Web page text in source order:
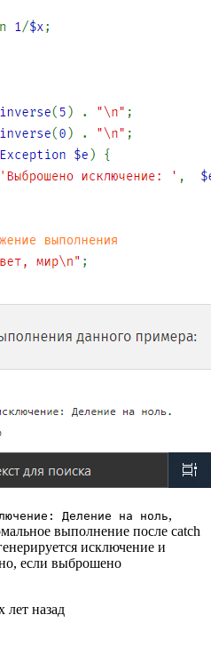
Деление на ноль,
выполнение после catch
исключение и
если выброшено
лет назад